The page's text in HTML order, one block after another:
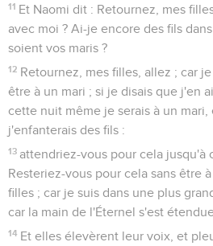
11 Et Naomi dit : Retournez, mes
avec moi ? Ai-je encore des fils
soient vos maris ?
12 Retournez, mes filles, allez ; car
être à un mari ; si je disais que j'en
cette nuit même je serais à un mari,
j'enfanterais des fils :
13 attendriez-vous pour cela jusqu'à
Resteriez-vous pour cela sans être
filles ; car je suis dans une plus
car la main de l'Éternel s'est
14 Et elles élevèrent leur voix, et